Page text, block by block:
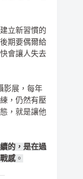
立新習慣的
期要偶爾給
會讓人失去
影展，每年
，仍然有壓
，就是讓他
的，是在過
感。